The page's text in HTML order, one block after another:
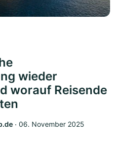
wieder
worauf Reisende
‧ 06. November 2025